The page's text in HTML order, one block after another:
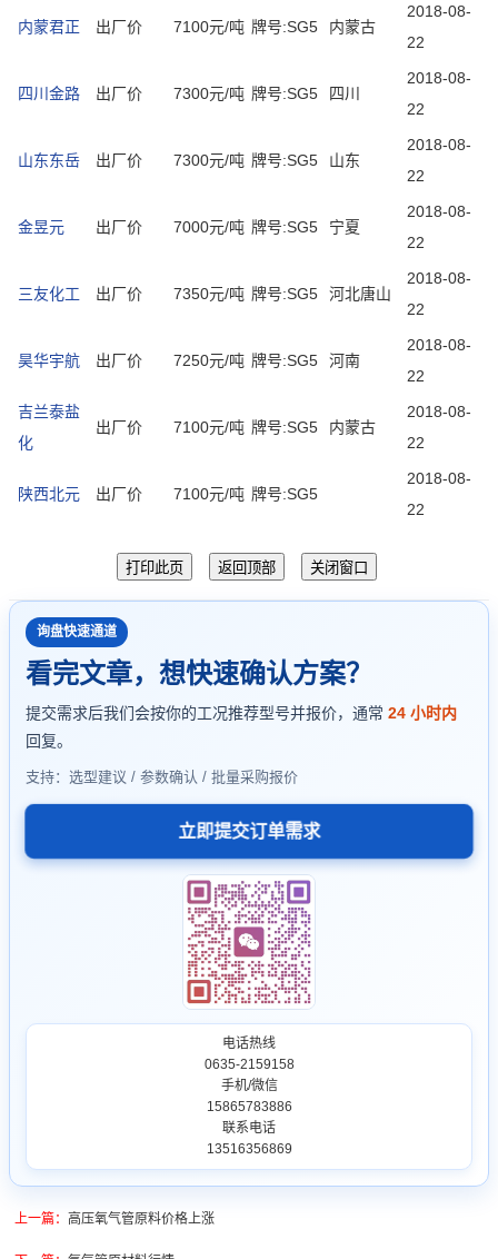
内蒙君正 出厂价 7100元/吨 牌号:SG5 内蒙古
2018-08-
22
四川金路 出厂价 7300元/吨 牌号:SG5 四川
2018-08-
22
山东东岳 出厂价 7300元/吨 牌号:SG5 山东
2018-08-
22
金昱元 出厂价 7000元/吨 牌号:SG5 宁夏
2018-08-
22
三友化工 出厂价 7350元/吨 牌号:SG5 河北唐山
2018-08-
22
昊华宇航 出厂价 7250元/吨 牌号:SG5 河南
2018-08-
22
吉兰泰盐
化
出厂价 7100元/吨 牌号:SG5 内蒙古
2018-08-
22
陕西北元 出厂价 7100元/吨 牌号:SG5
2018-08-
22
询盘快速通道
看完文章，想快速确认方案？
提交需求后我们会按你的工况推荐型号并报价，通常 24 小时内
回复。
支持：选型建议 / 参数确认 / 批量采购报价
立即提交订单需求
电话热线
0635-2159158
手机/微信
15865783886
联系电话
13516356869
上一篇： 高压氧气管原料价格上涨